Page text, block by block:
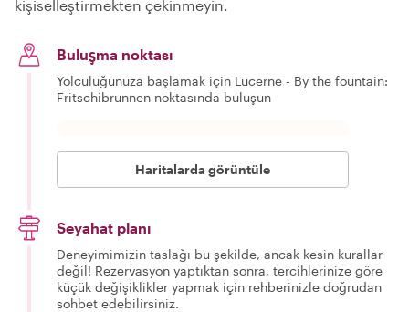
kişiselleştirmekten çekinmeyin.
Buluşma noktası
Yolculuğunuza başlamak için Lucerne - By the fountain:
Fritschibrunnen noktasında buluşun
Haritalarda görüntüle
Seyahat planı
Deneyimimizin taslağı bu şekilde, ancak kesin kurallar
değil! Rezervasyon yaptıktan sonra, tercihlerinize göre
küçük değişiklikler yapmak için rehberinizle doğrudan
sohbet edebilirsiniz.